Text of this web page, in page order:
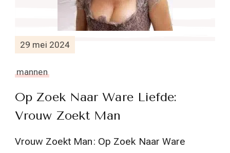
29 mei 2024
mannen
Op Zoek Naar Ware Liefde:
Vrouw Zoekt Man
Vrouw Zoekt Man: Op Zoek Naar Ware